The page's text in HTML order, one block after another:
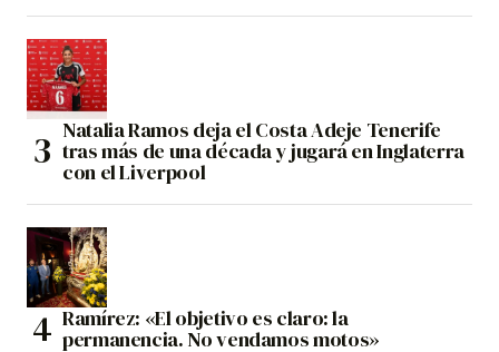
Natalia Ramos deja el Costa Adeje Tenerife
tras más de una década y jugará en Inglaterra
con el Liverpool
Ramírez: «El objetivo es claro: la
permanencia. No vendamos motos»